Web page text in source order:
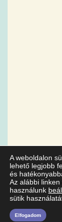
A weboldalon
lehető legjobb
és
Az alábbi
használunk
sütik
Elfogadom